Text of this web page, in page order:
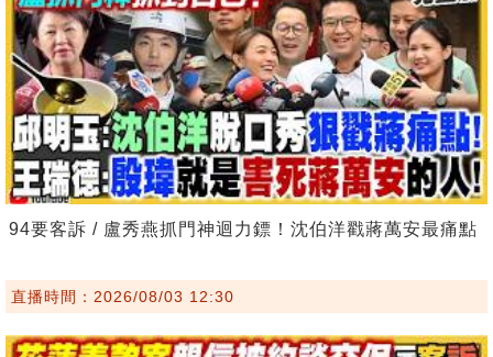
94要客訴 / 盧秀燕抓門神迴力鏢！沈伯洋戳蔣萬安最痛點
直播時間：2026/08/03 12:30